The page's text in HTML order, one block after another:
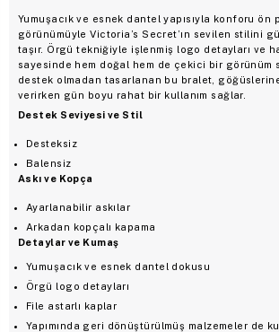
Yumuşacık ve esnek dantel yapısıyla konforu
görünümüyle Victoria’s Secret’ın sevilen stilini
taşır. Örgü tekniğiyle işlenmiş logo detayları ve
sayesinde hem doğal hem de çekici bir görünüm
destek olmadan tasarlanan bu bralet,
verirken gün boyu rahat bir kullanım sağlar.
Destek Seviyesi ve Stil
Desteksiz
Balensiz
Askı ve Kopça
Ayarlanabilir askılar
Arkadan kopçalı kapama
Detaylar ve Kumaş
Yumuşacık ve esnek dantel dokusu
Örgü logo detayları
File astarlı kaplar
Yapımında geri dönüştürülmüş malzemeler de